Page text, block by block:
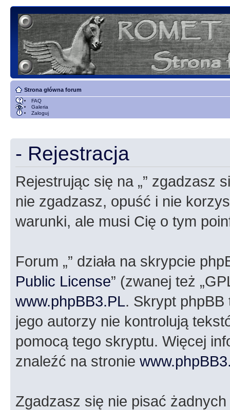
Strona główna forum
FAQ
Galeria
Zaloguj
- Rejestracja
Rejestrując się na „” zgadzasz
nie zgadzasz, opuść i nie
warunki, ale musi Cię o tym
Forum „” działa na skrypcie
Public License” (zwanej też
www.phpBB3.PL. Skrypt phpBB
jego autorzy nie kontrolują
pomocą tego skryptu. Więcej
znaleźć na stronie
Zgadzasz się nie pisać